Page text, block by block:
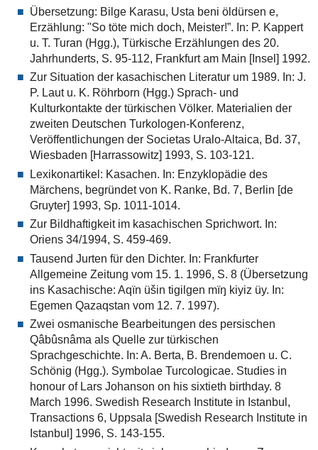
Übersetzung: Bilge Karasu, Usta beni öldürsen e,
Erzählung: "So töte mich doch, Meister!”. In: P. Kappert
u. T. Turan (Hgg.), Türkische Erzählungen des 20.
Jahrhunderts, S. 95-112, Frankfurt am Main [Insel] 1992.
Zur Situation der kasachischen Literatur um 1989. In: J.
P. Laut u. K. Röhrborn (Hgg.) Sprach- und
Kulturkontakte der türkischen Völker. Materialien der
zweiten Deutschen Turkologen-Konferenz,
Veröffentlichungen der Societas Uralo-Altaica, Bd. 37,
Wiesbaden [Harrassowitz] 1993, S. 103-121.
Lexikonartikel: Kasachen. In: Enzyklopädie des
Märchens, begründet von K. Ranke, Bd. 7, Berlin [de
Gruyter] 1993, Sp. 1011-1014.
Zur Bildhaftigkeit im kasachischen Sprichwort. In:
Oriens 34/1994, S. 459-469.
Tausend Jurten für den Dichter. In: Frankfurter
Allgemeine Zeitung vom 15. 1. 1996, S. 8 (Übersetzung
ins Kasachische: Aqïn üšin tigilgen mïŋ kiyiz üy. In:
Egemen Qazaqstan vom 12. 7. 1997).
Zwei osmanische Bearbeitungen des persischen
Qâbûsnâma als Quelle zur türkischen
Sprachgeschichte. In: A. Berta, B. Brendemoen u. C.
Schönig (Hgg.). Symbolae Turcologicae. Studies in
honour of Lars Johanson on his sixtieth birthday. 8
March 1996. Swedish Research Institute in Istanbul,
Transactions 6, Uppsala [Swedish Research Institute in
Istanbul] 1996, S. 143-155.